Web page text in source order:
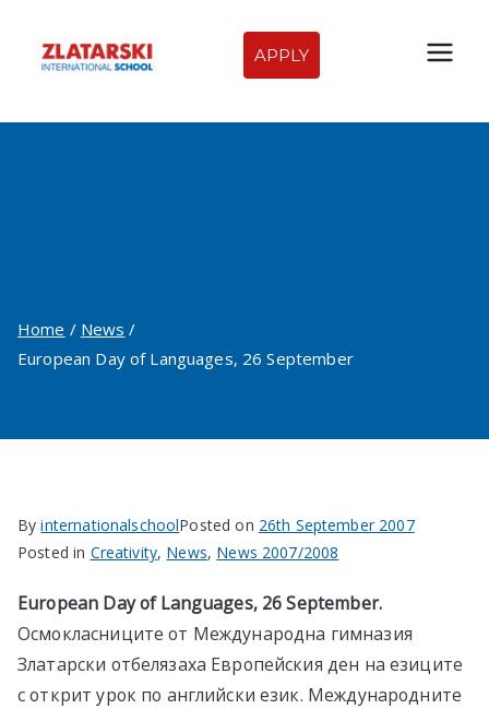
content
Zlatarski
International
APPLY
Home
News
European Day of Languages, 26 September
ByinternationalschoolPosted on 26th September 2007
Posted in Creativity, News, News 2007/2008
European Day of Languages, 26 September.
Осмокласниците от Международна гимназия
Златарски отбелязаха Европейския ден на езиците
с открит урок по английски език. Международните